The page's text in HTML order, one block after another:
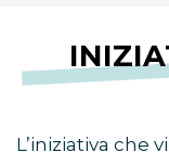
L’iniziativa che